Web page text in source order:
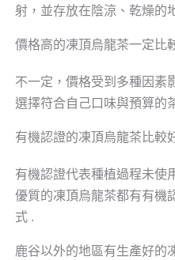
射，並存放在陰涼、乾燥的
價格高的凍頂烏龍茶一定比
不一定，價格受到多種因素
選擇符合自己口味與預算的
有機認證的凍頂烏龍茶比較
有機認證代表種植過程未使
優質的凍頂烏龍茶都有有機
式 .
鹿谷以外的地區有生產好的